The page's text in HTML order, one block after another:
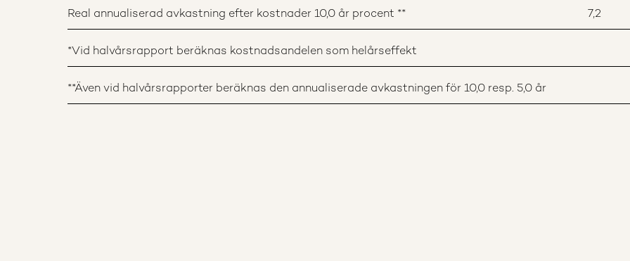
Real annualiserad avkastning efter kostnader 10,0 år procent ** 7,2
*Vid halvårsrapport beräknas kostnadsandelen som helårseffekt
**Även vid halvårsrapporter beräknas den annualiserade avkastningen för 10,0 resp. 5,0 år